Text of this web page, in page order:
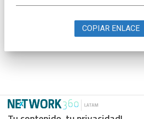
COPIAR ENLACE